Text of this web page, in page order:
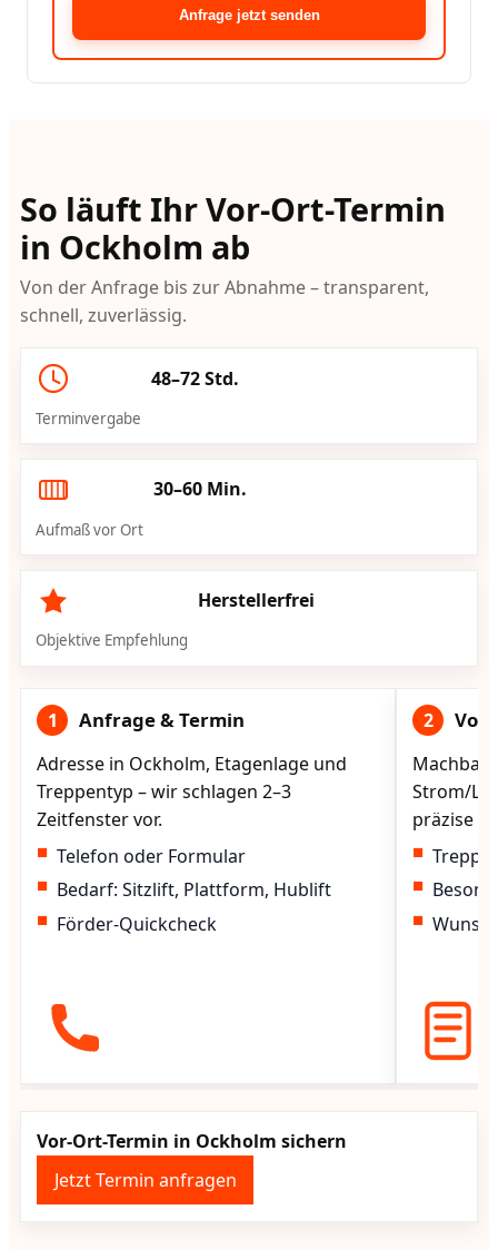
Anfrage jetzt senden
So läuft Ihr Vor-Ort-Termin
in Ockholm ab
Von der Anfrage bis zur Abnahme – transparent,
schnell, zuverlässig.
48–72 Std.
Terminvergabe
30–60 Min.
Aufmaß vor Ort
Herstellerfrei
Objektive Empfehlung
1 Anfrage & Termin
Adresse in Ockholm, Etagenlage und
Treppentyp – wir schlagen 2–3
Zeitfenster vor.
Telefon oder Formular
Bedarf: Sitzlift, Plattform, Hublift
Förder-Quickcheck
2
Strom/
präzise
Vor-Ort-Termin in Ockholm sichern
Jetzt Termin anfragen